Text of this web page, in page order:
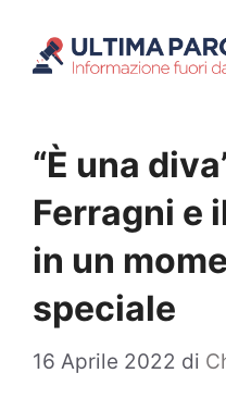
“È una
Ferragni e
in un
speciale
16 Aprile 2022 di